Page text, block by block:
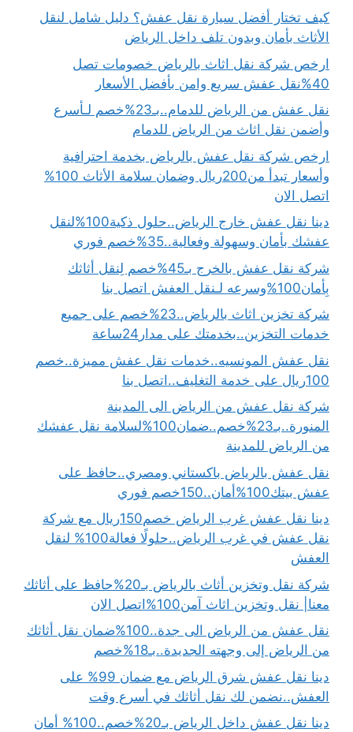
كيف تختار أفضل سيارة نقل عفش؟ دليل شامل لنقل
الأثاث بأمان وبدون تلف داخل الرياض
ارخص شركة نقل اثاث بالرياض خصومات تصل
40%نقل عفش سريع وامن بأفضل الأسعار
نقل عفش من الرياض للدمام..بـ23%خصم لـأسرع
وأضمن نقل اثاث من الرياض للدمام
ارخص شركة نقل عفش بالرياض بخدمة احترافية
وأسعار تبدأ من200ريال وضمان سلامة الأثاث 100%
اتصل الان
دينا نقل عفش خارج الرياض..حلول ذكية100%لنقل
عفشك بأمان وسهولة وفعالية..35%خصم فوري
شركة نقل عفش بالخرج بـ45%خصم لِنقل أثاثك
بِأمان100%وسرعه لـنقل العفش اتصل بنا
شركة تخزين اثاث بالرياض..23%خصم على جميع
خدمات التخزين..بخدمتك على مدار24ساعة
نقل عفش المونسيه..خدمات نقل عفش مميزة..خصم
100ريال على خدمة التغليف..اتصل بنا
شركة نقل عفش من الرياض الى المدينة
المنورة..بـ23%خصم..ضمان100%لسلامة نقل عفشك
من الرياض للمدينة
نقل عفش بالرياض باكستاني ومصري..حافظ على
عفش بيتك100%أمان..150خصم فوري
دينا نقل عفش غرب الرياض خصم150ريال مع شركة
نقل عفش في غرب الرياض..حلولًا فعالة100% لنقل
العفش
شركة نقل وتخزين أثاث بالرياض بـ20%حافظ على أثاثك
معنا| نقل وتخزين اثاث آمن100%اتصل الان
نقل عفش من الرياض الى جدة..100%ضمان نقل أثاثك
من الرياض إلى وجهته الجديدة..بـ18%خصم
دينا نقل عفش شرق الرياض مع ضمان 99% على
العفش..نضمن لك نقل أثاثك في أسرع وقت
دينا نقل عفش داخل الرياض بـ20%خصم..100% أمان